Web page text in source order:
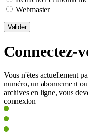
Webmaster
Valider
Connectez-
Vous n'êtes actuellement
numéro, un abonnement
archives en ligne, vous
connexion